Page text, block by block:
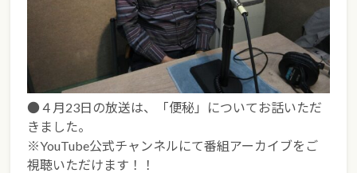
●４月23日の放送は、「便秘」についてお話いただ
きました。
※YouTube公式チャンネルにて番組アーカイブをご
視聴いただけます！！